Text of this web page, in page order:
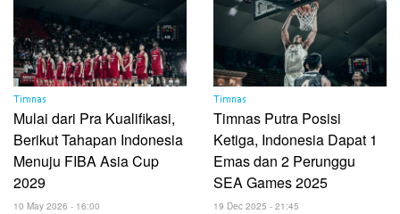
Timnas
Mulai dari Pra Kualifikasi,
Berikut Tahapan Indonesia
Menuju FIBA Asia Cup
2029
10 May 2026 - 16:00
Timnas
Timnas Putra Posisi
Ketiga, Indonesia Dapat 1
Emas dan 2 Perunggu
SEA Games 2025
19 Dec 2025 - 21:45